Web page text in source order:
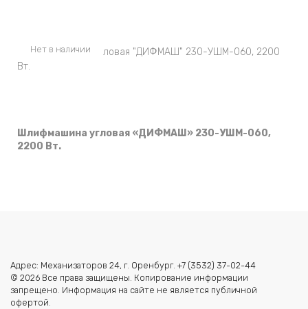
Нет в наличии
Шлифмашина угловая «ДИФМАШ» 230-УШМ-060,
2200 Вт.
Адрес: Механизаторов 24, г. Оренбург. +7 (3532) 37-02-44
© 2026 Все права защищены. Копирование информации
запрещено. Информация на сайте не является публичной
офертой.